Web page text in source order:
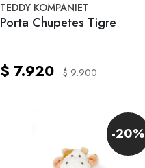
TEDDY KOMPANIET
Porta Chupetes Tigre
$ 7.920 $ 9.900
-20%